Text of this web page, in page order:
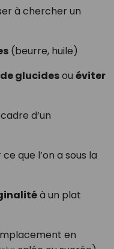
à chercher un
(beurre, huile)
glucidesou éviter
d’un
que l’on a sous la
à un plat
en